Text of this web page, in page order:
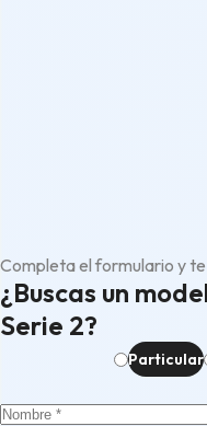
Completa el formulario y
¿Buscas un
Serie 2?
Particular